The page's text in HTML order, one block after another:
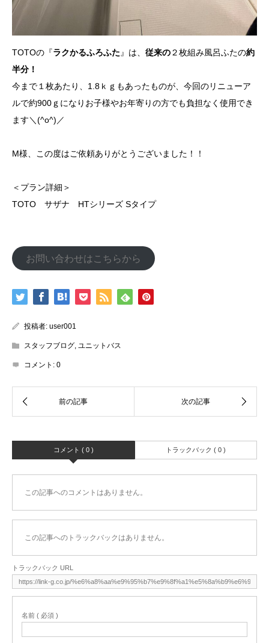
TOTOの『ラクかるふろふた』は、 従来の２枚組み風呂ふたの約
半分！
今まで１枚あたり、1.8ｋｇもあったものが、今回のリニューア
ルで約900ｇになりお子様やお年寄りの方でも負担なく使用でき
ます＼(^o^)／
M様、この度はご依頼ありがとうございました！！
＜プラン詳細＞
TOTO サザナ HTシリーズ Sタイプ
お問い合わせはこちらから
投稿者: user001
スタッフブログ, ユニットバス
コメント: 0
コメント ( 0 ) トラックバック ( 0 )
この記事へのコメントはありません。
この記事へのトラックバックはありません。
トラックバック URL
名前 ( 必須 )